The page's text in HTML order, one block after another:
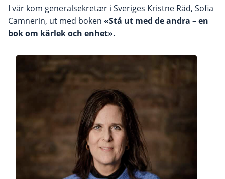
I vår kom generalsekretær i Sveriges Kristne Råd, Sofia
Camnerin, ut med boken «Stå ut med de andra – en
bok om kärlek och enhet».